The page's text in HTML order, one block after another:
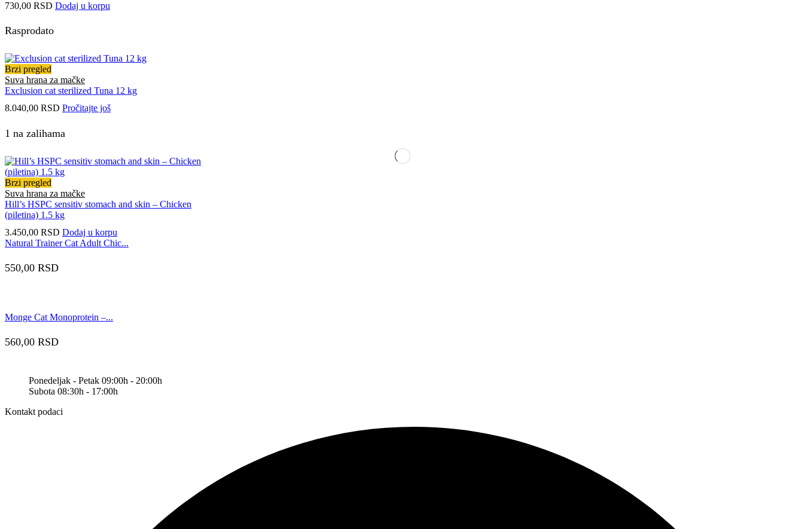
730,00 RSD Dodaj u korpu
Rasprodato
Brzi pregled
Suva hrana za mačke
Exclusion cat sterilized Tuna 12 kg
8.040,00 RSD Pročitajte još
1 na zalihama
Brzi pregled
Suva hrana za mačke
Hill’s HSPC sensitiv stomach and skin – Chicken
(piletina) 1.5 kg
3.450,00 RSD Dodaj u korpu
Natural Trainer Cat Adult Chic...
550,00 RSD
Monge Cat Monoprotein –...
560,00 RSD
Ponedeljak - Petak 09:00h - 20:00h
Subota 08:30h - 17:00h
Kontakt podaci